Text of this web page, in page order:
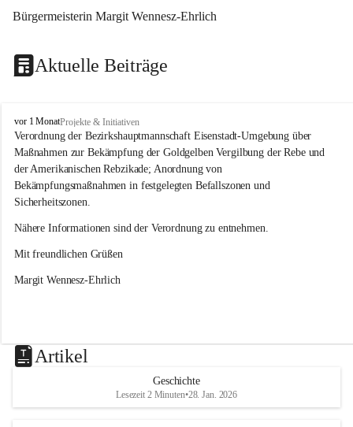
Bürgermeisterin Margit Wennesz-Ehrlich
Aktuelle Beiträge
O
s
l
i
p
vor 1 MonatProjekte & Initiativen
Verordnung der Bezirkshauptmannschaft Eisenstadt-Umgebung über
Maßnahmen zur Bekämpfung der Goldgelben Vergilbung der Rebe und
der Amerikanischen Rebzikade; Anordnung von
Bekämpfungsmaßnahmen in festgelegten Befallszonen und
Sicherheitszonen.
Nähere Informationen sind der Verordnung zu entnehmen.
Mit freundlichen Grüßen
Margit Wennesz-Ehrlich
Artikel
Geschichte
Lesezeit 2 Minuten•28. Jan. 2026